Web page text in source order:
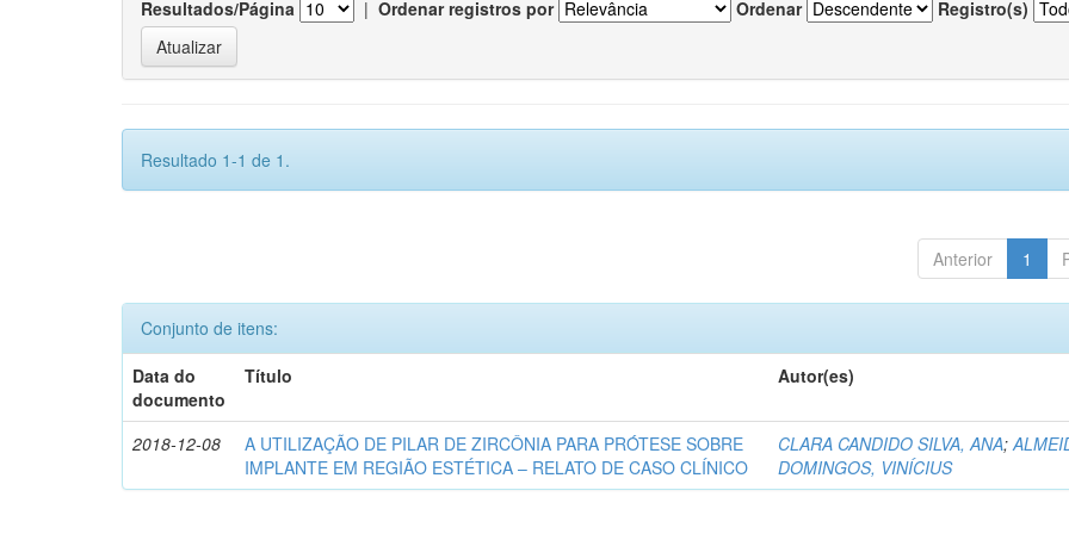
Resultados/Página | Ordenar registros por Ordenar Registro(s)
Resultado 1-1 de 1.
Anterior 1
Conjunto de itens:
Data do
documento
Título Autor(es)
2018-12-08
A UTILIZAÇÃO DE PILAR DE ZIRCÔNIA PARA PRÓTESE SOBRE
IMPLANTE EM REGIÃO ESTÉTICA – RELATO DE CASO CLÍNICO
CLARA CANDIDO SILVA, ANA;
DOMINGOS, VINÍCIUS